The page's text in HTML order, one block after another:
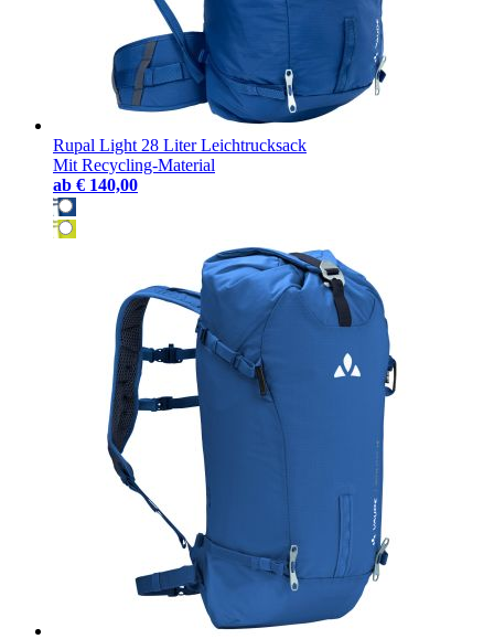
Rupal Light 28 Liter Leichtrucksack
Mit Recycling-Material
ab € 140,00